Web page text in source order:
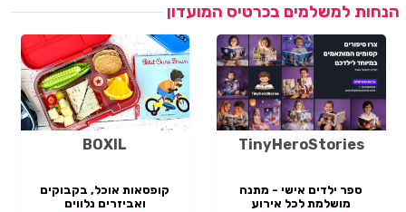
הנחות למשלמים בכרטיס המועדון
TinyHeroStories
ספר ילדים אישי - מתנה
מושלמת לכל אירוע
BOXIL
קופסאות אוכל, בקבוקים
ואביזרים נלווים